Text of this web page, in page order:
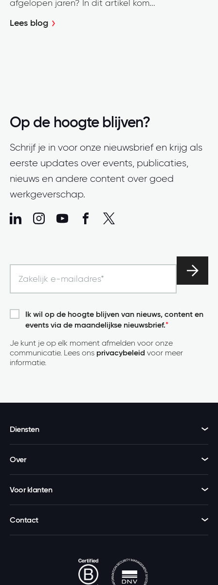
afgelopen jaren? In dit artikel kom...
Lees blog
Op de hoogte blijven?
Schrijf je in voor onze nieuwsbrief en krijg als
eerste updates over events, publicaties,
nieuws en andere content over goed
werkgeverschap.
Ik wil op de hoogte blijven van nieuws, content en
events via de maandelijkse nieuwsbrief.*
Je kunt je op elk moment afmelden voor onze
communicatie. Lees ons privacybeleid voor meer
informatie.
Diensten
Over
Voor klanten
Contact